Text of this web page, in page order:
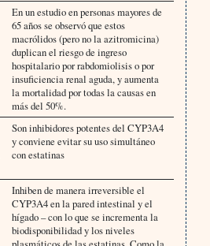
En un estudio en personas mayores de
65 años se observó que estos
macrólidos (pero no la azitromicina)
duplican el riesgo de ingreso
hospitalario por rabdomiolisis o por
insuficiencia renal aguda, y aumenta
la mortalidad por todas la causas en
más del 50%.
Son inhibidores potentes del CYP3A4
y conviene evitar su uso simultáneo
con estatinas
Inhiben de manera irreversible el
CYP3A4 en la pared intestinal y el
hígado – con lo que se incrementa la
biodisponibilidad y los niveles